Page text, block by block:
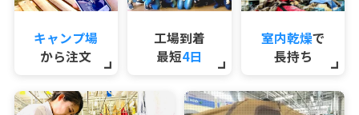
キャンプ場
から注文
工場到着
最短4日
室内乾燥で
長持ち